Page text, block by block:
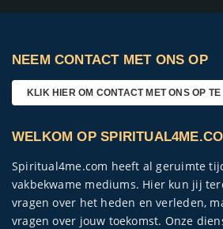
NEEM CONTACT MET ONS OP
KLIK HIER OM CONTACT MET ONS OP TE
WELKOM OP
Spiritual4me.com heeft al geruimte
vakbekwame mediums. Hier kun jij
vragen over het heden en verleden,
vragen over jouw toekomst. Onze